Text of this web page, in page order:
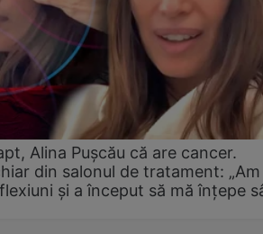
Alina Pușcău că are cancer.
din salonul de tratament:
și a început să mă înțepe